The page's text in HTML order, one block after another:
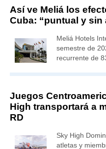
Así ve Meliá los
Cuba: “puntual y sin
Meliá Hotels
semestre de
recurrente de
Juegos
High transportará a
RD
Sky High
atletas y